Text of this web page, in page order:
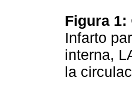
Figura 1:
Infarto
interna,
la